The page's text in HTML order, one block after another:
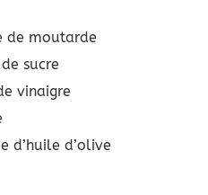
de moutarde
sucre
vinaigre
d’huile d’olive